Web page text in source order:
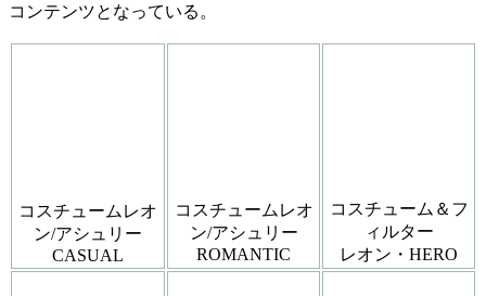
コンテンツとなっている。
コスチュームレオ
ン/アシュリー
CASUAL
コスチュームレオ
ン/アシュリー
ROMANTIC
コスチューム＆フ
ィルター
レオン・HERO